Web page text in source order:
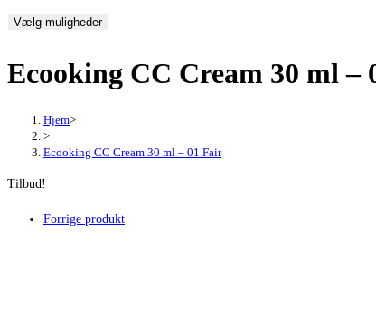
Vælg muligheder
Ecooking CC Cream 30 ml –
Hjem>
>
Ecooking CC Cream 30 ml – 01 Fair
Tilbud!
Forrige produkt